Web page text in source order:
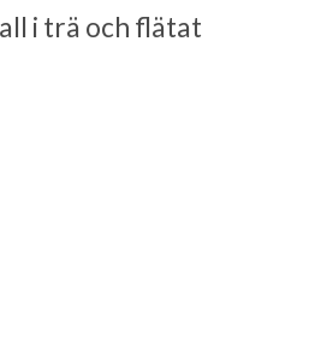
i trä och flätat